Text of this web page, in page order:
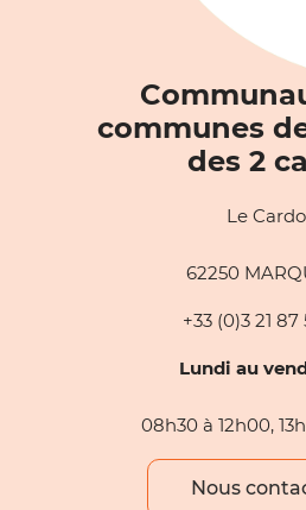
communes
des 2
Le Cardo
62250
+33 (0)3 21 87
Lundi au
08h30 à 12h00,
Nous